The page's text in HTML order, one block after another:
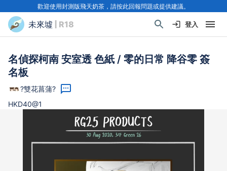
歡迎使用封測版飛天奶茶，請按此回報問題或提供建議。
未來墟 | R18 登入
名偵探柯南 安室透 色紙 / 零的日常 降谷零 簽
名板
?雙花菖蒲?
HKD40@1